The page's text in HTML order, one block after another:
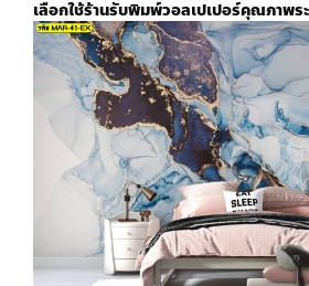
เลือกใช้ร้านรับพิมพ์วอลเปเปอร์คุณภาพร